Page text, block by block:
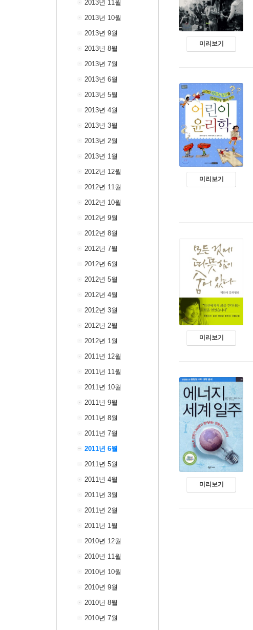
2013년 11월
2013년 10월
2013년 9월
2013년 8월
2013년 7월
2013년 6월
2013년 5월
2013년 4월
2013년 3월
2013년 2월
2013년 1월
2012년 12월
2012년 11월
2012년 10월
2012년 9월
2012년 8월
2012년 7월
2012년 6월
2012년 5월
2012년 4월
2012년 3월
2012년 2월
2012년 1월
2011년 12월
2011년 11월
2011년 10월
2011년 9월
2011년 8월
2011년 7월
2011년 6월
2011년 5월
2011년 4월
2011년 3월
2011년 2월
2011년 1월
2010년 12월
2010년 11월
2010년 10월
2010년 9월
2010년 8월
2010년 7월
미리보기
미리보기
미리보기
미리보기